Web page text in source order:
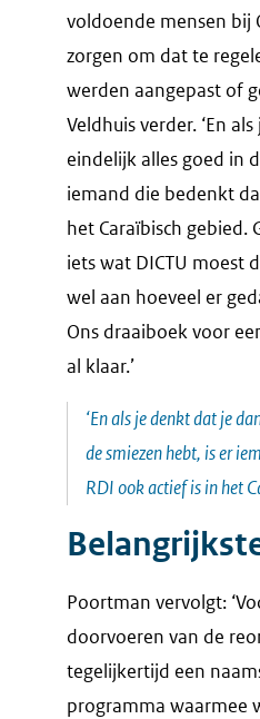
voldoende mensen bij
zorgen om dat te
werden aangepast of
Veldhuis verder. ‘En
eindelijk alles goed in
iemand die bedenkt
het Caraïbisch gebied.
iets wat DICTU moest
wel aan hoeveel er
Ons draaiboek voor
al klaar.’
‘En als je denkt dat je
de smiezen hebt, is er
RDI ook actief is in het
Poortman vervolgt:
doorvoeren van de
tegelijkertijd een
programma waarmee